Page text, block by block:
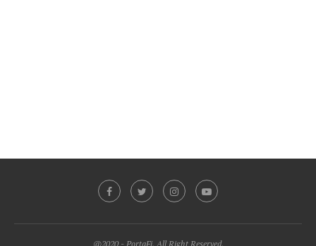
@2020 - PortaFi. All Right Reserved.